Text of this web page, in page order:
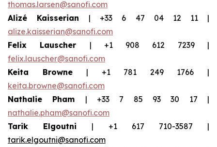
thomas.larsen@sanofi.com
Alizé Kaisserian | +33 6 47 04 12 11 |
alize.kaisserian@sanofi.com
Felix Lauscher | +1 908 612 7239 |
felix.lauscher@sanofi.com
Keita Browne | +1 781 249 1766 |
keita.browne@sanofi.com
Nathalie Pham | +33 7 85 93 30 17 |
nathalie.pham@sanofi.com
Tarik Elgoutni | +1 617 710-3587 |
tarik.elgoutni@sanofi.com